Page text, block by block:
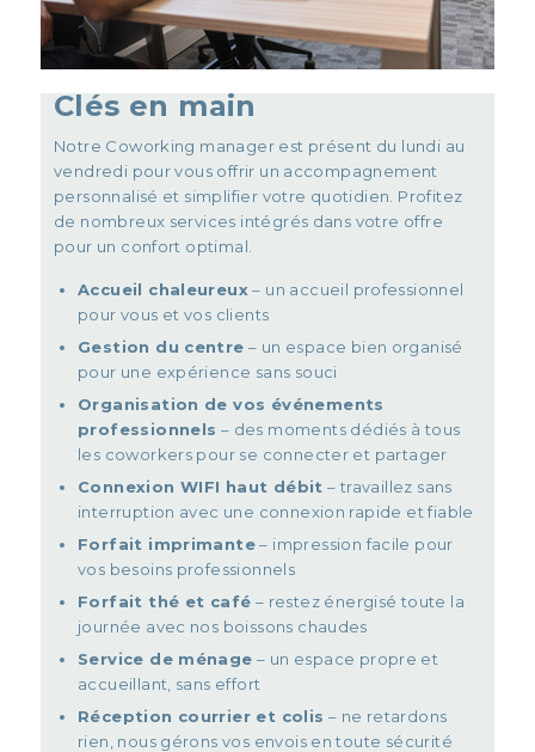
Clés en main
Notre Coworking manager est présent du lundi au
vendredi pour vous offrir un accompagnement
personnalisé et simplifier votre quotidien. Profitez
de nombreux services intégrés dans votre offre
pour un confort optimal.
Accueil chaleureux– un accueil professionnel
pour vous et vos clients
Gestion du centre – un espace bien organisé
pour une expérience sans souci
Organisation de vos événements
professionnels – des moments dédiés à tous
les coworkers pour se connecter et partager
Connexion WIFI haut débit – travaillez sans
interruption avec une connexion rapide et fiable
Forfait imprimante– impression facile pour
vos besoins professionnels
Forfait thé et café – restez énergisé toute la
journée avec nos boissons chaudes
Service de ménage – un espace propre et
accueillant, sans effort
Réception courrier et colis – ne retardons
rien, nous gérons vos envois en toute sécurité